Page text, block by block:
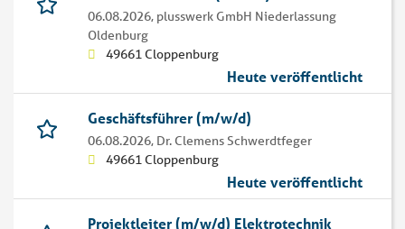
06.08.2026, plusswerk GmbH Niederlassung
Oldenburg
49661 Cloppenburg
Heute veröffentlicht
Geschäftsführer (m/w/d)
06.08.2026, Dr. Clemens Schwerdtfeger
49661 Cloppenburg
Heute veröffentlicht
Projektleiter (m/w/d) Elektrotechnik